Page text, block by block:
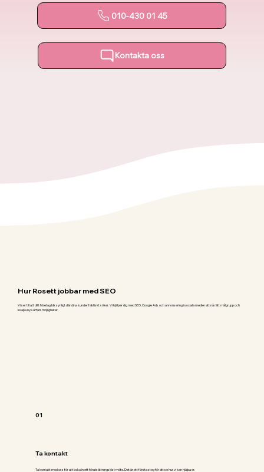
010-430 01 45
Kontakta oss
Hur Rosett jobbar med SEO
Vi ser till att ditt företag blir synligt där dina kunder faktiskt söker. Vi hjälper dig med SEO, Google Ads och annonsering i sociala medier att nå rätt målgrupp och
skapa nya affärsmöjligheter.
01
Ta kontakt
Ta kontakt med oss för att boka in ett förutsättningslöst möte. Det är ett första steg för att se hur vi kan hjälpa er.